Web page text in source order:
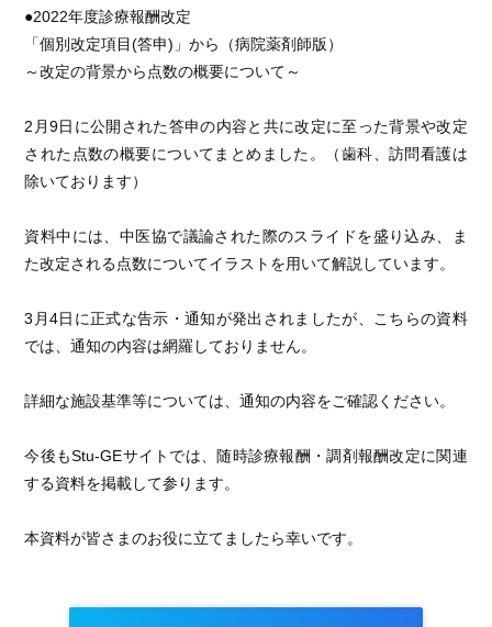
●2022年度診療報酬改定
「個別改定項目(答申)」から（病院薬剤師版）
～改定の背景から点数の概要について～
2月9日に公開された答申の内容と共に改定に至った背景や改定
された点数の概要についてまとめました。（歯科、訪問看護は
除いております）
資料中には、中医協で議論された際のスライドを盛り込み、ま
た改定される点数についてイラストを用いて解説しています。
3月4日に正式な告示・通知が発出されましたが、こちらの資料
では、通知の内容は網羅しておりません。
詳細な施設基準等については、通知の内容をご確認ください。
今後もStu-GEサイトでは、随時診療報酬・調剤報酬改定に関連
する資料を掲載して参ります。
本資料が皆さまのお役に立てましたら幸いです。